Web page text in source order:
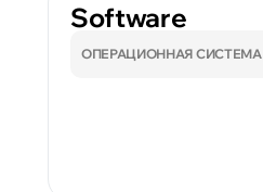
Software
ОПЕРАЦИОННАЯ СИСТЕМА